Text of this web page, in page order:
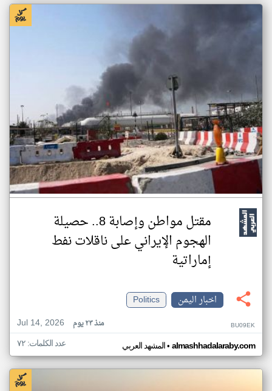
مقتل مواطن وإصابة 8.. حصيلة
الهجوم الإيراني على ناقلات نفط
إماراتية
اخبار اليمن
Politics
Jul 14, 2026
منذ ٢٣ يوم BU09EK
المشهد العربي• almashhadalaraby.com عدد الكلمات: ٧٢